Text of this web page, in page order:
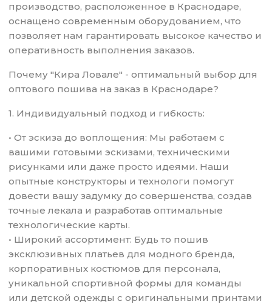
производство, расположенное в Краснодаре,
оснащено современным оборудованием, что
позволяет нам гарантировать высокое качество и
оперативность выполнения заказов.
Почему "Кира Ловале" - оптимальный выбор для
оптового пошива на заказ в Краснодаре?
1. Индивидуальный подход и гибкость:
• От эскиза до воплощения: Мы работаем с
вашими готовыми эскизами, техническими
рисунками или даже просто идеями. Наши
опытные конструкторы и технологи помогут
довести вашу задумку до совершенства, создав
точные лекала и разработав оптимальные
технологические карты.
• Широкий ассортимент: Будь то пошив
эксклюзивных платьев для модного бренда,
корпоративных костюмов для персонала,
уникальной спортивной формы для команды
или детской одежды с оригинальными принтами